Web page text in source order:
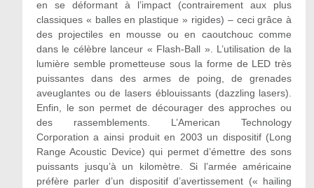
en se déformant à l’impact (contrairement aux plus
classiques « balles en plastique » rigides) – ceci grâce à
des projectiles en mousse ou en caoutchouc comme
dans le célèbre lanceur « Flash-Ball ». L’utilisation de la
lumière semble prometteuse sous la forme de LED très
puissantes dans des armes de poing, de grenades
aveuglantes ou de lasers éblouissants (dazzling lasers).
Enfin, le son permet de décourager des approches ou
des rassemblements. L’American Technology
Corporation a ainsi produit en 2003 un dispositif (Long
Range Acoustic Device) qui permet d’émettre des sons
puissants jusqu’à un kilomètre. Si l’armée américaine
préfère parler d’un dispositif d’avertissement (« hailing